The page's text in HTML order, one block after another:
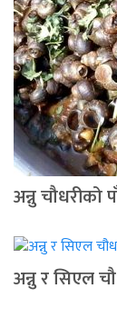
अन्नु चौधरीको
अन्नु र सिएल